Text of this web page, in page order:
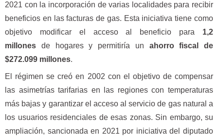
2021 con la incorporación de varias localidades para recibir
beneficios en las facturas de gas. Esta iniciativa tiene como
objetivo modificar el acceso al beneficio para 1,2
millones de hogares y permitiría un ahorro fiscal de
$272.099 millones.
El régimen se creó en 2002 con el objetivo de compensar
las asimetrías tarifarias en las regiones con temperaturas
más bajas y garantizar el acceso al servicio de gas natural a
los usuarios residenciales de esas zonas. Sin embargo, su
ampliación, sancionada en 2021 por iniciativa del diputado